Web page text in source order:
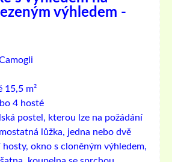
výhledem -
15,5 m²
4 hosté
postel, kterou lze na požádání
lůžka, jedna nebo dvě
okno s cloněným výhledem,